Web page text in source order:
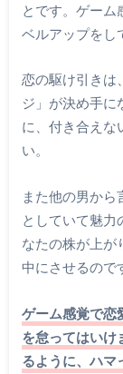
とです。ゲーム
ベルアップをし
恋の駆け引きは
ジ」が決め手に
に、付き合えな
い。
また他の男から
としていて魅力
なたの株が上が
中にさせるので
ゲーム感覚で恋
を怠ってはいけ
るように、ハマ